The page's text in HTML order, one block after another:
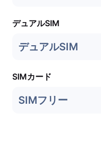
デュアルSIM
デュアルSIM
SIMカード
SIMフリー